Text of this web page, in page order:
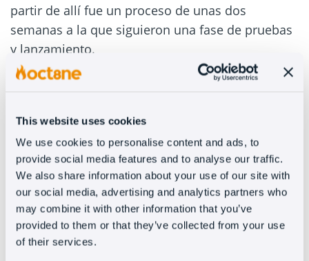
This website uses cookies
We use cookies to personalise content and ads, to
provide social media features and to analyse our traffic.
We also share information about your use of our site with
our social media, advertising and analytics partners who
may combine it with other information that you’ve
provided to them or that they’ve collected from your use
of their services.
partir de allí fue un proceso de unas dos
semanas a la que siguieron una fase de pruebas
y lanzamiento.
¿Por qué recomendarías integrar
tecnología de Open AI?
No sé si lo recomendaría como tal, depende de
cada caso, no creo que todo el mundo tenga que
tener un chatbot con inteligencia artificial, o un
chatbot conversacional, depende de lo que
estemos buscando como negocio y en base a